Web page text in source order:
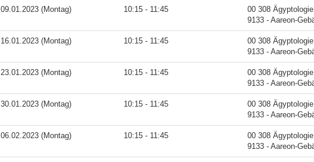
09.01.2023 (Montag) 10:15 - 11:45
00 308 Ägyptologie
9133 - Aareon-
16.01.2023 (Montag) 10:15 - 11:45
00 308 Ägyptologie
9133 - Aareon-
23.01.2023 (Montag) 10:15 - 11:45
00 308 Ägyptologie
9133 - Aareon-
30.01.2023 (Montag) 10:15 - 11:45
00 308 Ägyptologie
9133 - Aareon-
06.02.2023 (Montag) 10:15 - 11:45
00 308 Ägyptologie
9133 - Aareon-